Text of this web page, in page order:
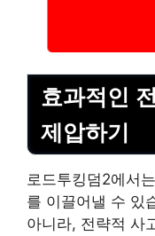
효과적인
제압하기
로드투킹덤2에서
를 이끌어낼 수 있
아니라, 전략적 사